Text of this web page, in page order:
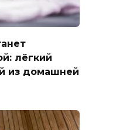
лёгкий
из домашней